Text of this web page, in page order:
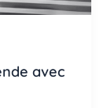
avec